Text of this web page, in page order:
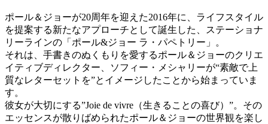
ポール＆ジョーが20周年を迎えた2016年に、ライフスタイル
を提案する新たなアプローチとして誕生した、ステーショナ
リーラインの「ポール&ジョー ラ・パペトリー」。
それは、手書きのぬくもりを愛するポール＆ジョーのクリエ
イティブディレクター、ソフィー・メシャリーが“素敵で上
質なレターセットを”とイメージしたことから始まっていま
す。
彼女が大切にする”Joie de vivre（生きることの喜び）”。その
エッセンスが散りばめられたポール＆ジョーの世界観を楽し